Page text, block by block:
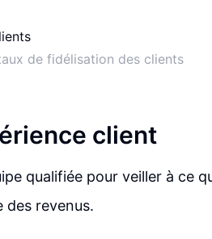
de fidélisation des clients
client
qualifiée pour veiller à ce
des revenus.